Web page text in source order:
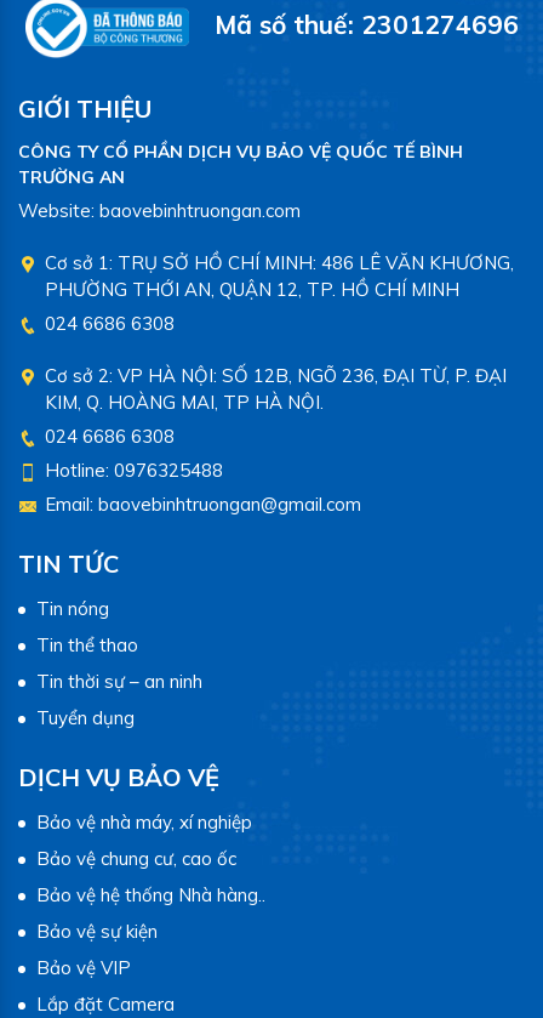
Mã số thuế: 2301274696
GIỚI THIỆU
CÔNG TY CỔ PHẦN DỊCH VỤ BẢO VỆ QUỐC TẾ BÌNH
TRƯỜNG AN
Website: baovebinhtruongan.com
Cơ sở 1: TRỤ SỞ HỒ CHÍ MINH: 486 LÊ VĂN KHƯƠNG,
PHƯỜNG THỚI AN, QUẬN 12, TP. HỒ CHÍ MINH
024 6686 6308
Cơ sở 2: VP HÀ NỘI: SỐ 12B, NGÕ 236, ĐẠI TỪ, P. ĐẠI
KIM, Q. HOÀNG MAI, TP HÀ NỘI.
024 6686 6308
Hotline: 0976325488
Email: baovebinhtruongan@gmail.com
TIN TỨC
Tin nóng
Tin thể thao
Tin thời sự – an ninh
Tuyển dụng
DỊCH VỤ BẢO VỆ
Bảo vệ nhà máy, xí nghiệp
Bảo vệ chung cư, cao ốc
Bảo vệ hệ thống Nhà hàng..
Bảo vệ sự kiện
Bảo vệ VIP
Lắp đặt Camera